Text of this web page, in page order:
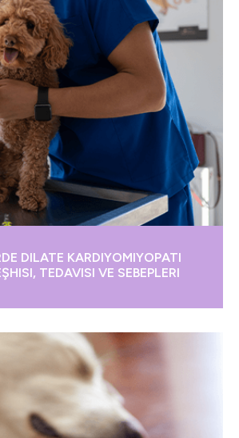
DILATE KARDIYOMIYOPATI
TEDAVISI VE SEBEPLERI